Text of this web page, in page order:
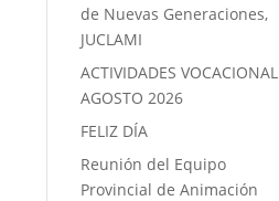
de Nuevas Generaciones,
JUCLAMI
ACTIVIDADES VOCACIONAL
AGOSTO 2026
FELIZ DÍA
Reunión del Equipo
Provincial de Animación